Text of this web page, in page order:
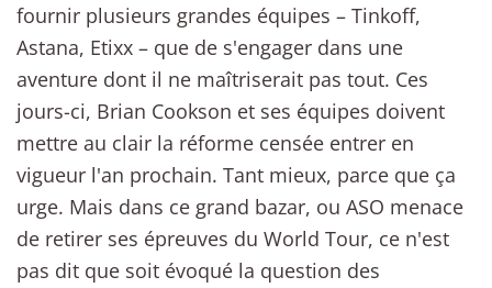
fournir plusieurs grandes équipes – Tinkoff,
Astana, Etixx – que de s'engager dans une
aventure dont il ne maîtriserait pas tout. Ces
jours-ci, Brian Cookson et ses équipes doivent
mettre au clair la réforme censée entrer en
vigueur l'an prochain. Tant mieux, parce que ça
urge. Mais dans ce grand bazar, ou ASO menace
de retirer ses épreuves du World Tour, ce n'est
pas dit que soit évoqué la question des